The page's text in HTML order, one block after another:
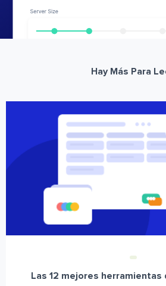
Hay Más Para
Las 12 mejores herramientas